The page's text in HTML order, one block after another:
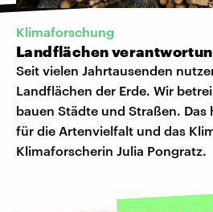
Klimaforschung
Landflächen
Seit vielen Jahrtausenden
Landflächen der Erde. Wir
bauen Städte und Straßen. Das
für die Artenvielfalt und das
Klimaforscherin Julia Pongratz.